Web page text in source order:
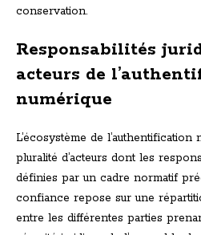
conservation.
Responsabilités
acteurs de
numérique
L’écosystème de l’authentification
pluralité d’acteurs dont les
définies par un cadre normatif
confiance repose sur une
entre les différentes parties